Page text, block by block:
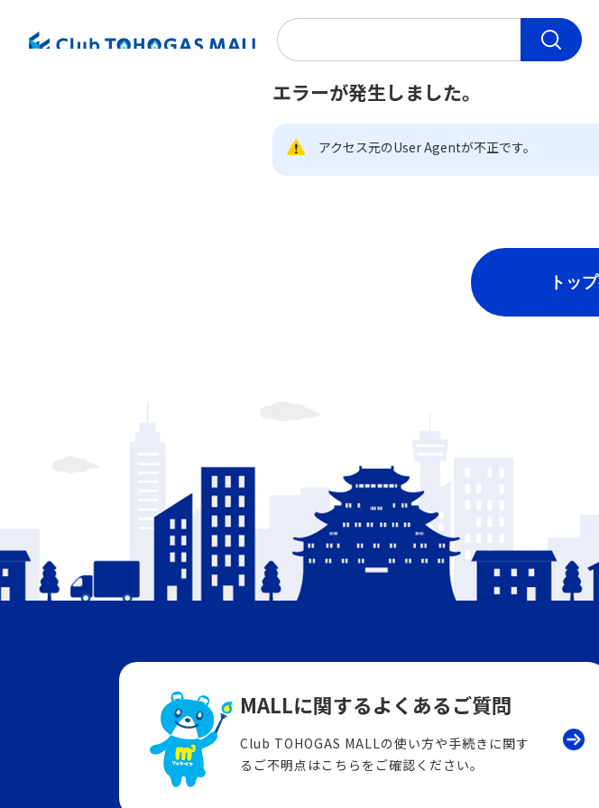
エラーが発生しました。
アクセス元のUser Agentが不正です。
MALLに関するよくあるご質問
Club TOHOGAS MALLの使い方や手続きに関す
るご不明点はこちらをご確認ください。